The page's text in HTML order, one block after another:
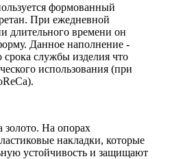
формованный
При ежедневной
длительного времени он
Данное наполнение -
срока службы изделия что
использования (при
золото. На опорах
накладки, которые
устойчивость и защищают